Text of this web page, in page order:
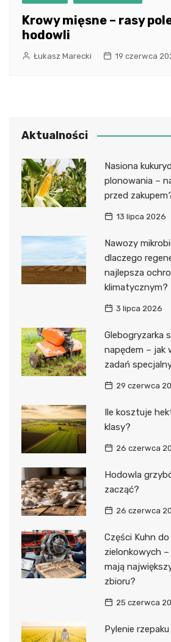
Krowy mięsne – rasy
hodowli
Łukasz Marecki 19 czerwca
Aktualności
Nasiona
plonowania –
przed
13 lipca 2026
Nawozy
dlaczego
najlepsza
klimatycznym?
3 lipca 2026
Glebogryzarka
napędem – jak
zadań
29 czerwca
Ile kosztuje
klasy?
26 czerwca
Hodowla
zacząć?
26 czerwca
Części Kuhn
zielonkowych
mają
zbioru?
25 czerwca
Pylenie